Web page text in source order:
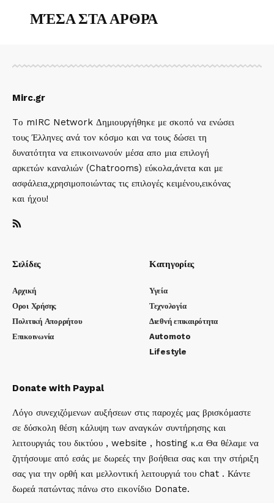
ΜΈΣΑ ΣΤΑ ΑΡΘΡΑ
Mirc.gr
Tο mIRC Network Δημιουργήθηκε με σκοπό να ενώσει
τους Έλληνες ανά τον κόσμο και να τους δώσει τη
δυνατότητα να επικοινωνούν μέσα απο μια επιλογή
αρκετών καναλιών (Chatrooms) εύκολα,άνετα και με
ασφάλεια,χρησιμοποιώντας τις επιλογές κειμένου,εικόνας
και ήχου!
Σελίδες
Αρχική
Οροι Χρήσης
Πολιτική Απορρήτου
Επικοινωνία
Κατηγορίες
Υγεία
Τεχνολογία
Διεθνή επικαιρότητα
Automoto
Lifestyle
Donate with Paypal
Λόγο συνεχιζόμενων αυξήσεων στις παροχές μας βρισκόμαστε
σε δύσκολη θέση κάλυψη των αναγκών συντήρησης και
λειτουργιάς του δικτύου , website , hosting κ.α Θα θέλαμε να
ζητήσουμε από εσάς με δωρεές την βοήθεια σας και την στήριξη
σας για την ορθή και μελλοντική λειτουργιά του chat . Κάντε
δωρεά πατώντας πάνω στο εικονίδιο Donate.